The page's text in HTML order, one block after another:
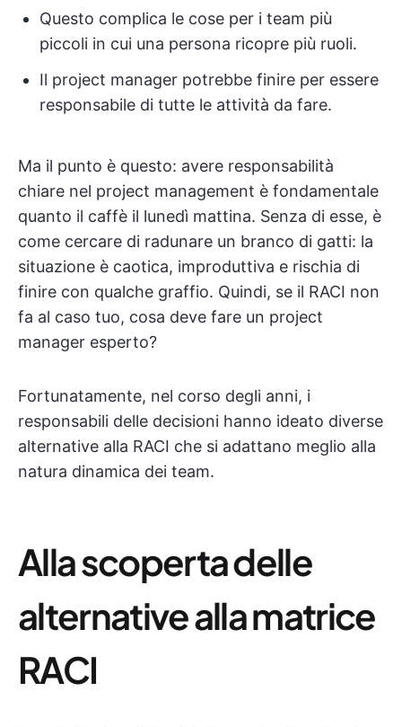
Questo complica le cose per i team più
piccoli in cui una persona ricopre più ruoli.
Il project manager potrebbe finire per essere
responsabile di tutte le attività da fare.
Ma il punto è questo: avere responsabilità
chiare nel project management è fondamentale
quanto il caffè il lunedì mattina. Senza di esse, è
come cercare di radunare un branco di gatti: la
situazione è caotica, improduttiva e rischia di
finire con qualche graffio. Quindi, se il RACI non
fa al caso tuo, cosa deve fare un project
manager esperto?
Fortunatamente, nel corso degli anni, i
responsabili delle decisioni hanno ideato diverse
alternative alla RACI che si adattano meglio alla
natura dinamica dei team.
Alla scoperta delle
alternative alla matrice
RACI